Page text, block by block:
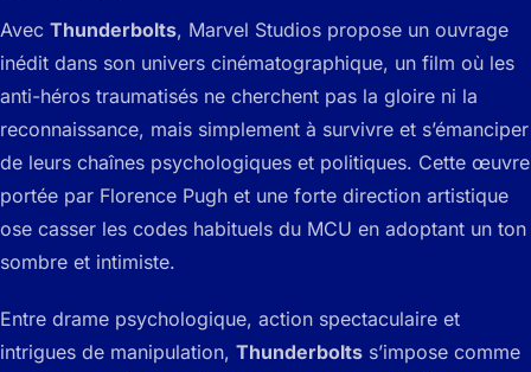
Avec Thunderbolts, Marvel Studios propose un ouvrage
inédit dans son univers cinématographique, un film où les
anti-héros traumatisés ne cherchent pas la gloire ni la
reconnaissance, mais simplement à survivre et s’émanciper
de leurs chaînes psychologiques et politiques. Cette œuvre
portée par Florence Pugh et une forte direction artistique
ose casser les codes habituels du MCU en adoptant un ton
sombre et intimiste.
Entre drame psychologique, action spectaculaire et
intrigues de manipulation, Thunderbolts s’impose comme